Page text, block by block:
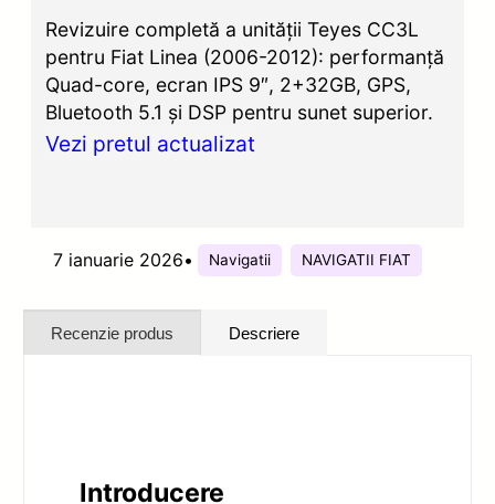
Revizuire completă a unității Teyes CC3L
pentru Fiat Linea (2006-2012): performanță
Quad-core, ecran IPS 9″, 2+32GB, GPS,
Bluetooth 5.1 și DSP pentru sunet superior.
Vezi pretul actualizat
7 ianuarie 2026• Navigatii NAVIGATII FIAT
Recenzie produs Descriere
Introducere